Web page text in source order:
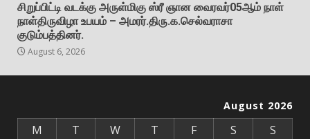
சிறுப்பிட்டி வடக்கு அருள்மிகு ஸ்ரீ ஞான வைரவர்05ஆம் நாள்
நாள்திருவிழா உபயம் – அமரர்.திரு.க.செல்வராசா
குடும்பத்தினர்.
August 6, 2026
August 2026
M T W T F S
S